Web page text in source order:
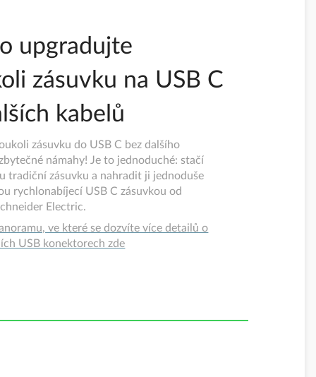
upgradujte
zásuvku na USB C
kabelů
zásuvku do USB C bez dalšího
námahy! Je to jednoduché: stačí
tradiční zásuvku a nahradit ji jednoduše
rychlonabíjecí USB C zásuvkou od
Electric.
ve které se dozvíte více detailů o
USB konektorech zde